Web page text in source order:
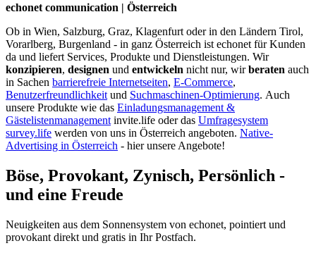
echonet communication | Österreich
Ob in Wien, Salzburg, Graz, Klagenfurt oder in den Ländern Tirol,
Vorarlberg, Burgenland - in ganz Österreich ist echonet für Kunden
da und liefert Services, Produkte und Dienstleistungen. Wir
konzipieren, designen und entwickeln nicht nur, wirberaten auch
in Sachen barrierefreie Internetseiten, E-Commerce,
Benutzerfreundlichkeit und Suchmaschinen-Optimierung. Auch
unsere Produkte wie das Einladungsmanagement &
Gästelistenmanagement invite.life oder das Umfragesystem
survey.life werden von uns in Österreich angeboten. Native-
Advertising in Österreich - hier unsere Angebote!
Böse, Provokant, Zynisch, Persönlich -
und eine Freude
Neuigkeiten aus dem Sonnensystem von echonet, pointiert und
provokant direkt und gratis in Ihr Postfach.